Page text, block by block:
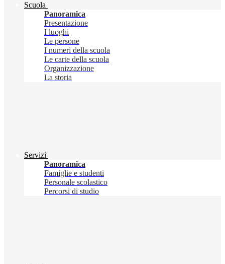
Scuola
Panoramica
Presentazione
I luoghi
Le persone
I numeri della scuola
Le carte della scuola
Organizzazione
La storia
Servizi
Panoramica
Famiglie e studenti
Personale scolastico
Percorsi di studio